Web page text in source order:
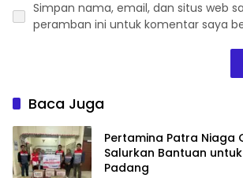
Simpan nama, email, dan situs web
peramban ini untuk komentar saya
Baca Juga
Pertamina Patra Niaga
Salurkan Bantuan
Padang